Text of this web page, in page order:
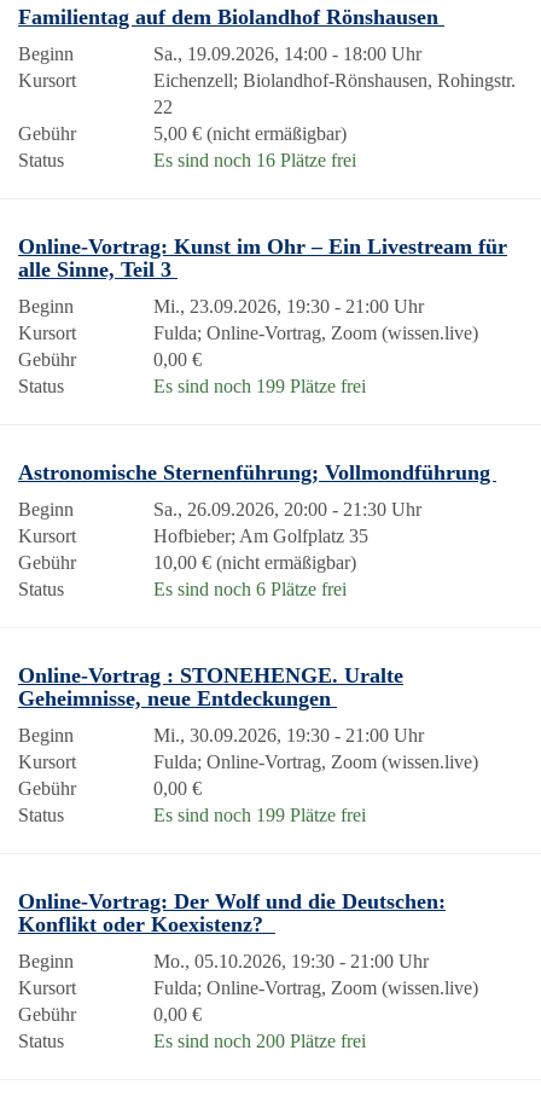
Familientag auf dem Biolandhof Rönshausen
Beginn
Sa., 19.09.2026, 14:00 - 18:00 Uhr
Kursort
Eichenzell; Biolandhof-Rönshausen, Rohingstr.
22
Gebühr
5,00 € (nicht ermäßigbar)
Status
Es sind noch 16 Plätze frei
Online-Vortrag: Kunst im Ohr – Ein Livestream für
alle Sinne, Teil 3
Beginn
Mi., 23.09.2026, 19:30 - 21:00 Uhr
Kursort
Fulda; Online-Vortrag, Zoom (wissen.live)
Gebühr
0,00 €
Status
Es sind noch 199 Plätze frei
Astronomische Sternenführung; Vollmondführung
Beginn
Sa., 26.09.2026, 20:00 - 21:30 Uhr
Kursort
Hofbieber; Am Golfplatz 35
Gebühr
10,00 € (nicht ermäßigbar)
Status
Es sind noch 6 Plätze frei
Online-Vortrag : STONEHENGE. Uralte
Geheimnisse, neue Entdeckungen
Beginn
Mi., 30.09.2026, 19:30 - 21:00 Uhr
Kursort
Fulda; Online-Vortrag, Zoom (wissen.live)
Gebühr
0,00 €
Status
Es sind noch 199 Plätze frei
Online-Vortrag: Der Wolf und die Deutschen:
Konflikt oder Koexistenz?
Beginn
Mo., 05.10.2026, 19:30 - 21:00 Uhr
Kursort
Fulda; Online-Vortrag, Zoom (wissen.live)
Gebühr
0,00 €
Status
Es sind noch 200 Plätze frei